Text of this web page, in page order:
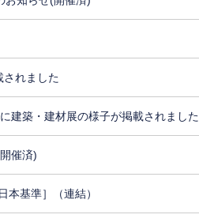
されました
建築・建材展の様子が掲載されました
催済)
本基準］（連結）